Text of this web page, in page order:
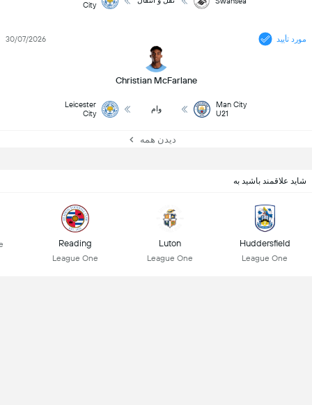
City
مورد تأیید
Christian McFarlane
30/07/2026
Man City
U21
وام
Leicester
City
دیدن همه
شاید علاقمند باشید به
Huddersfield
League One
Luton
League One
Reading
League One